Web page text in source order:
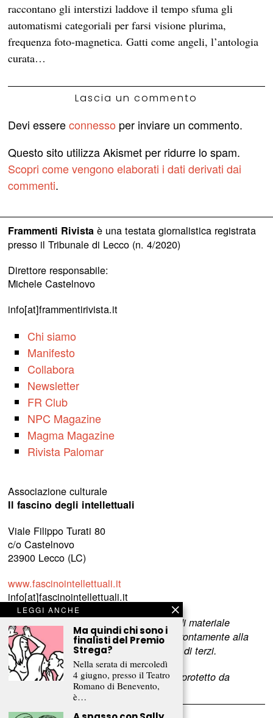
raccontano gli interstizi laddove il tempo sfuma gli
automatismi categoriali per farsi visione plurima,
frequenza foto-magnetica. Gatti come angeli, l’antologia
curata…
Lascia un commento
Devi essereconnesso per inviare un commento.
Questo sito utilizza Akismet per ridurre lo spam.
Scopri come vengono elaborati i dati derivati dai
commenti.
Frammenti Rivistaè una testata giornalistica registrata
presso il Tribunale di Lecco (n. 4/2020)
Direttore responsabile:
Michele Castelnovo
info[at]frammentirivista.it
Chi siamo
Manifesto
Collabora
Newsletter
FR Club
NPC Magazine
Magma Magazine
Rivista Palomar
Associazione culturale
Il fascino degli intellettuali
Viale Filippo Turati 80
c/o Castelnovo
23900 Lecco (LC)
www.fascinointellettuali.it
info[at]fascinointellettuali.it
Per segnalare eventuali errori nell’uso di materiale
riservato,
scriveteci e provvederemo prontamente alla
rimozione del materiale lesivo dei diritti di terzi.
L’intero contenuto di questo sito web è protetto da
LEGGI ANCHE
Ma quindi chi sono i
finalisti del Premio
Strega?
Nella serata di mercoledì
4 giugno, presso il Teatro
Romano di Benevento,
è…